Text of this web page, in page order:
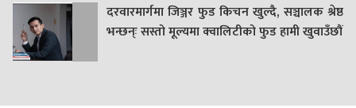
दरवारमार्गमा जिञ्जर फुड किचन खुल्दै, सञ्चालक श्रेष्ठ
भन्छन्ः सस्तो मूल्यमा क्वालिटीको फुड हामी खुवाउँछौं